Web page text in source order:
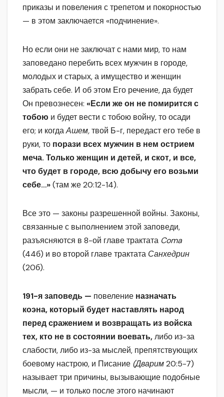
приказы и повеления с трепетом и покорностью
— в этом заключается «подчинение».
Но если они не заключат с нами мир, то нам
заповедано перебить всех мужчин в городе,
молодых и старых, а имущество и женщин
забрать себе. И об этом Его речение, да будет
Он превознесен: «Если же он не помирится с
тобою и будет вести с тобою войну, то осади
его; и когдаАшем,твой Б-г, передаст его тебе в
руки, то порази всех мужчин в нем острием
меча. Только женщин и детей, и скот, и все,
что будет в городе, всю добычу его возьми
себе…»(там же 20:12-14).
Все это — законы разрешенной войны. Законы,
связанные с выполнением этой заповеди,
разъясняются в 8-ой главе трактата Coma
(44б) и во второй главе трактата Санхедрин
(20б).
191-я заповедь — повеление назначать
коэна, который будет наставлять народ
перед сражением и возвращать из войска
тех, кто не в состоянии воевать,либо из-за
слабости, либо из-за мыслей, препятствующих
боевому настрою, и Писание (Дварим20:5-7)
называет три причины, вызывающие подобные
мысли, — и только после этого начинают